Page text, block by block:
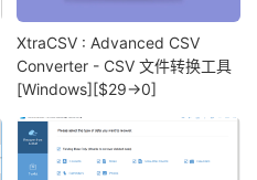
XtraCSV : Advanced CSV
Converter - CSV 文件转换工具
[Windows][$29→0]